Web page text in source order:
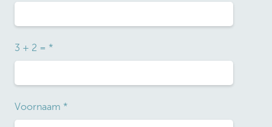
3 + 2 = *
Voornaam *